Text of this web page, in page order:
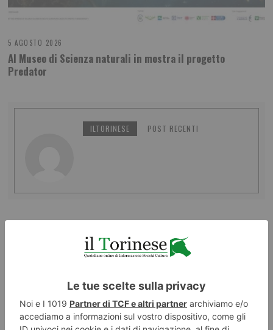
5 AGOSTO 2026
Al Museo di Scienza naturali in mostra il progetto
Predator
ILTORINESE POST RECENTI